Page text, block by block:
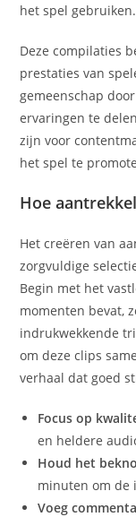
het spel gebruiken.
Deze compilaties
prestaties van
gemeenschap
ervaringen te
zijn voor
het spel te
Hoe
Het creëren van
zorgvuldige
Begin met het
momenten bevat,
indrukwekkende
om deze clips
verhaal dat goed
Focus op
en heldere
Houd het
minuten om de
Voeg